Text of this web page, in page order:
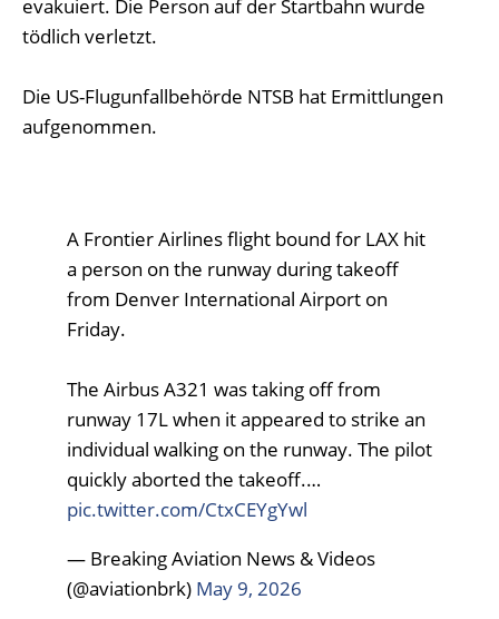
evakuiert. Die Person auf der Startbahn wurde
tödlich verletzt.
Die US-Flugunfallbehörde NTSB hat Ermittlungen
aufgenommen.
A Frontier Airlines flight bound for LAX hit
a person on the runway during takeoff
from Denver International Airport on
Friday.
The Airbus A321 was taking off from
runway 17L when it appeared to strike an
individual walking on the runway. The pilot
quickly aborted the takeoff.…
pic.twitter.com/CtxCEYgYwl
— Breaking Aviation News & Videos
(@aviationbrk) May 9, 2026